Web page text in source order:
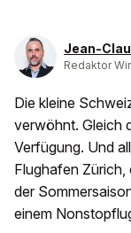
Jean-
Redaktor
Die kleine
verwöhnt. Gleich
Verfügung. Und
Flughafen Zürich,
der
einem